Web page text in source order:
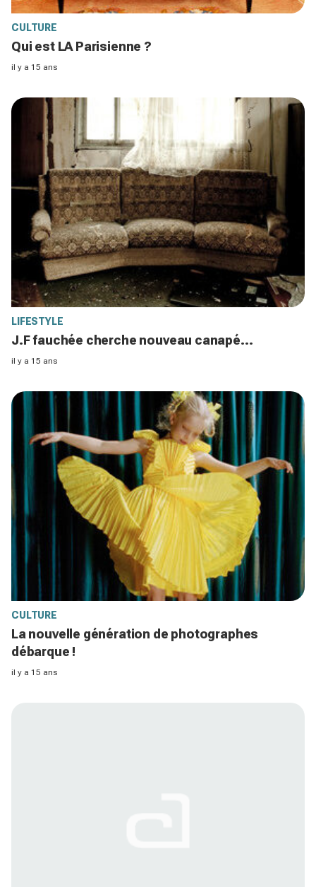
CULTURE
Qui est LA Parisienne ?
il y a 15 ans
LIFESTYLE
J.F fauchée cherche nouveau canapé...
il y a 15 ans
CULTURE
La nouvelle génération de photographes
débarque !
il y a 15 ans